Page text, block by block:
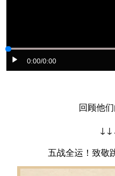
0:00/0:00
回顾他
五战全运！致敬